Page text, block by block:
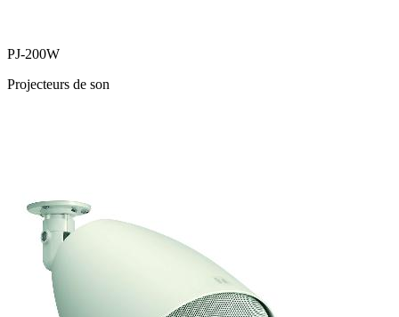
PJ-200W
Projecteurs de son